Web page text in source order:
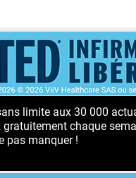
ACCUEIL
limite aux 30 000
gratuitement chaque
pas manquer !